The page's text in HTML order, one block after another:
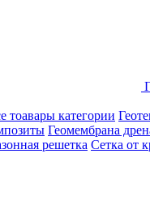
тоавары категории
Геомембрана
решетка Сетка от